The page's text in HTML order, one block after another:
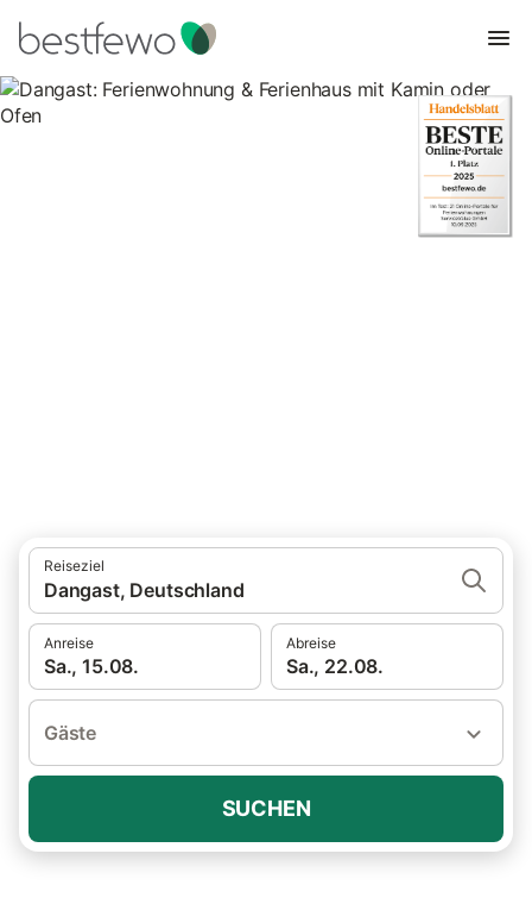
Reiseziel
Dangast, Deutschland
Anreise
Sa., 15.08.
Abreise
Sa., 22.08.
Gäste
SUCHEN